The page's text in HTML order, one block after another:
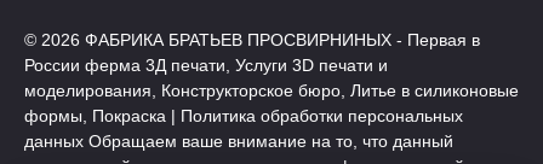
© 2026 ФАБРИКА БРАТЬЕВ ПРОСВИРНИНЫХ - Первая в
России ферма 3Д печати, Услуги 3D печати и
моделирования, Конструкторское бюро, Литье в силиконовые
формы, Покраска | Политика обработки персональных
данных Обращаем ваше внимание на то, что данный